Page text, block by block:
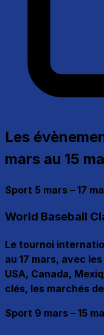
Les
mars au 15
Sport 5 mars – 17
World Baseball
Le tournoi
au 17 mars, avec
USA, Canada,
clés, les marchés
Sport 9 mars – 15